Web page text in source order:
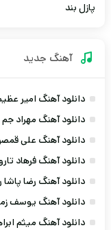
پازل بند
آهنگ جديد
دانلود آهنگ امیر
دانلود آهنگ مهراد
دانلود آهنگ علی
دانلود آهنگ فرهاد
دانلود آهنگ رضا پاشا
دانلود آهنگ یوسف
دانلود آهنگ میثم